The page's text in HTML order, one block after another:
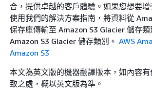
合，提供卓越的客戶體驗。如果您想要
使用我們的解決方案指南，將資料從
保存庫傳輸至 Amazon S3 Glacier 儲存
Amazon S3 Glacier 儲存類別。 AWS
Amazon S3
本文為英文版的機器翻譯版本，如內容
致之處，概以英文版為準。